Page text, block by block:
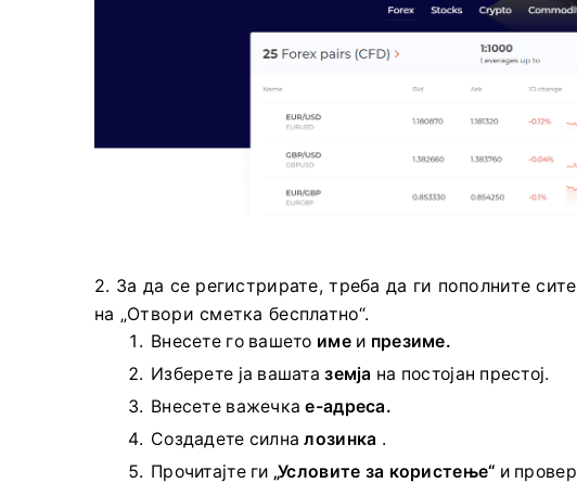
2. За да се регистрирате, треба да ги пополните
на „Отвори сметка бесплатно“.
Внесете го вашето имеи презиме.
Изберете ја вашатаземја на постојан престој.
Внесете важечкае-адреса.
Создадете силналозинка .
Прочитајте ги „Условите за користење“ и